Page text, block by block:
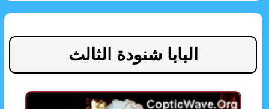
البابا شنودة الثالث